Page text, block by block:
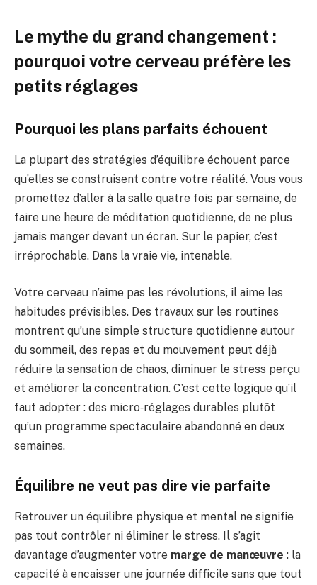
Le mythe du grand changement :
pourquoi votre cerveau préfère les
petits réglages
Pourquoi les plans parfaits échouent
La plupart des stratégies d’équilibre échouent parce
qu’elles se construisent contre votre réalité. Vous vous
promettez d’aller à la salle quatre fois par semaine, de
faire une heure de méditation quotidienne, de ne plus
jamais manger devant un écran. Sur le papier, c’est
irréprochable. Dans la vraie vie, intenable.
Votre cerveau n’aime pas les révolutions, il aime les
habitudes prévisibles. Des travaux sur les routines
montrent qu’une simple structure quotidienne autour
du sommeil, des repas et du mouvement peut déjà
réduire la sensation de chaos, diminuer le stress perçu
et améliorer la concentration. C’est cette logique qu’il
faut adopter : des micro‑réglages durables plutôt
qu’un programme spectaculaire abandonné en deux
semaines.
Équilibre ne veut pas dire vie parfaite
Retrouver un équilibre physique et mental ne signifie
pas tout contrôler ni éliminer le stress. Il s’agit
davantage d’augmenter votre marge de manœuvre : la
capacité à encaisser une journée difficile sans que tout